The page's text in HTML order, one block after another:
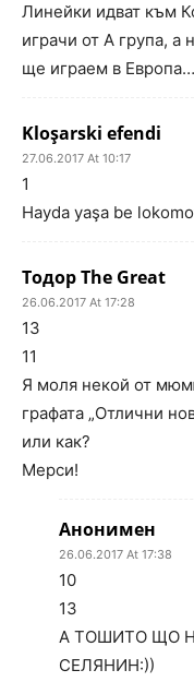
Линейки идват към
играчи от А група, а
ще играем в Европа…
Kloşarski efendi
27.06.2017 At 10:17
1
Hayda yaşa be
Тодор The Great
26.06.2017 At 17:28
13
11
Я моля некой от
графата „Отлични
или как?
Мерси!
Анонимен
26.06.2017 At 17:38
10
13
А ТОШИТО ЩО
СЕЛЯНИН:))